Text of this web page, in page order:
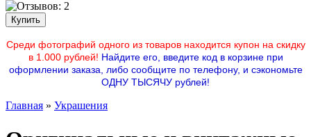
Среди фотографий одного из товаров находится купон на скидку
в 1.000 рублей! Найдите его, введите код в корзине при
оформлении заказа, либо сообщите по телефону, и сэкономьте
ОДНУ ТЫСЯЧУ рублей!
Главная » Украшения